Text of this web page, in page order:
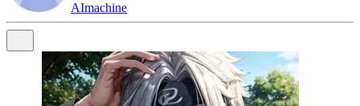
AImachine